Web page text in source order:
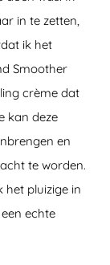
in te zetten,
ik het
Smoother
crème dat
kan deze
en
te worden.
het pluizige in
echte